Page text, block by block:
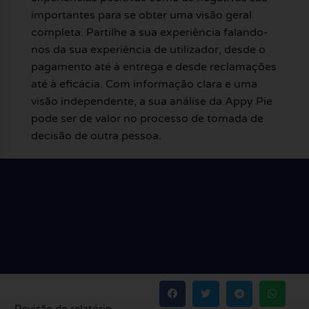
importantes para se obter uma visão geral
completa. Partilhe a sua experiência falando-
nos da sua experiência de utilizador, desde o
pagamento até à entrega e desde reclamações
até à eficácia. Com informação clara e uma
visão independente, a sua análise da Appy Pie
pode ser de valor no processo de tomada de
decisão de outra pessoa.